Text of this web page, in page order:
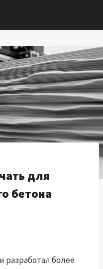
для
бетона
разработал более